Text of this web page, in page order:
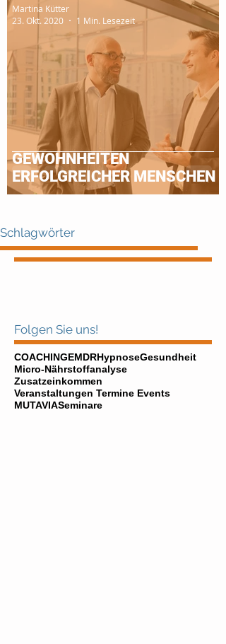
GEWOHNHEITEN
ERFOLGREICHER MENSCHEN
Martina Kütter
23. Okt. 2020
1 Min. Lesezeit
Schlagwörter
Folgen Sie uns!
COACHINGEMDRHypnoseGesundheit
Micro-Nährstoffanalyse
Zusatzeinkommen
Veranstaltungen Termine Events
MUTAVIASeminare